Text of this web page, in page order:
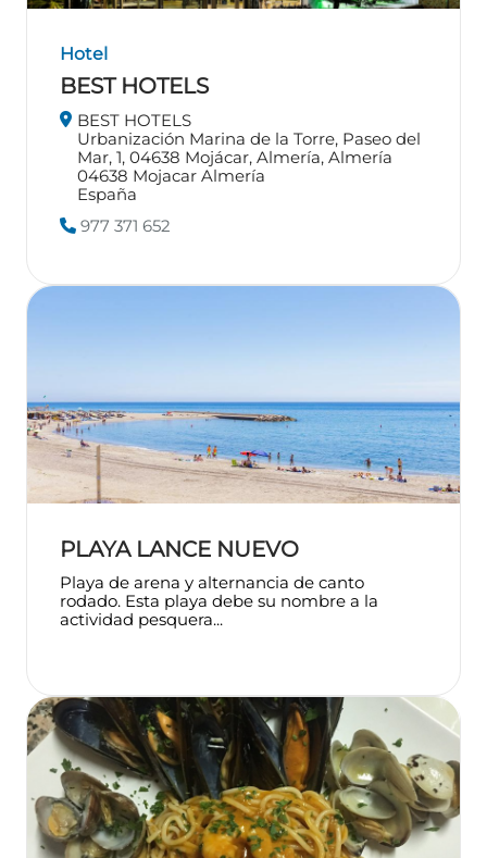
Hotel
BEST HOTELS
BEST HOTELS
Urbanización Marina de la Torre, Paseo del
Mar, 1, 04638 Mojácar, Almería, Almería
04638 Mojacar Almería
España
977 371 652
PLAYA LANCE NUEVO
Playa de arena y alternancia de canto
rodado. Esta playa debe su nombre a la
actividad pesquera...